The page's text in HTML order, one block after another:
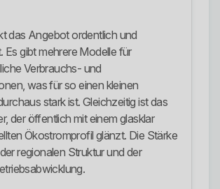
das Angebot ordentlich und
Es gibt mehrere Modelle für
Verbrauchs- und
was für so einen kleinen
stark ist. Gleichzeitig ist das
der öffentlich mit einem glasklar
Ökostromprofil glänzt. Die Stärke
regionalen Struktur und der